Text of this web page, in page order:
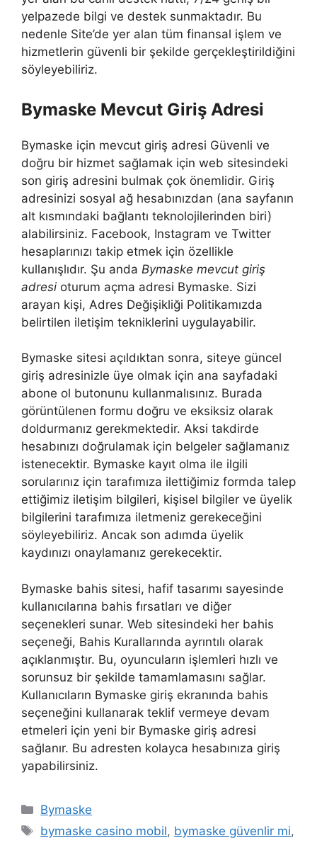
yelpazede bilgi ve destek sunmaktadır. Bu
nedenle Site’de yer alan tüm finansal işlem ve
hizmetlerin güvenli bir şekilde gerçekleştirildiğini
söyleyebiliriz.
Bymaske Mevcut Giriş Adresi
Bymaske için mevcut giriş adresi Güvenli ve
doğru bir hizmet sağlamak için web sitesindeki
son giriş adresini bulmak çok önemlidir. Giriş
adresinizi sosyal ağ hesabınızdan (ana sayfanın
alt kısmındaki bağlantı teknolojilerinden biri)
alabilirsiniz. Facebook, Instagram ve Twitter
hesaplarınızı takip etmek için özellikle
kullanışlıdır. Şu anda Bymaske mevcut giriş
adresi oturum açma adresi Bymaske. Sizi
arayan kişi, Adres Değişikliği Politikamızda
belirtilen iletişim tekniklerini uygulayabilir.
Bymaske sitesi açıldıktan sonra, siteye güncel
giriş adresinizle üye olmak için ana sayfadaki
abone ol butonunu kullanmalısınız. Burada
görüntülenen formu doğru ve eksiksiz olarak
doldurmanız gerekmektedir. Aksi takdirde
hesabınızı doğrulamak için belgeler sağlamanız
istenecektir. Bymaske kayıt olma ile ilgili
sorularınız için tarafımıza ilettiğimiz formda talep
ettiğimiz iletişim bilgileri, kişisel bilgiler ve üyelik
bilgilerini tarafımıza iletmeniz gerekeceğini
söyleyebiliriz. Ancak son adımda üyelik
kaydınızı onaylamanız gerekecektir.
Bymaske bahis sitesi, hafif tasarımı sayesinde
kullanıcılarına bahis fırsatları ve diğer
seçenekleri sunar. Web sitesindeki her bahis
seçeneği, Bahis Kurallarında ayrıntılı olarak
açıklanmıştır. Bu, oyuncuların işlemleri hızlı ve
sorunsuz bir şekilde tamamlamasını sağlar.
Kullanıcıların Bymaske giriş ekranında bahis
seçeneğini kullanarak teklif vermeye devam
etmeleri için yeni bir Bymaske giriş adresi
sağlanır. Bu adresten kolayca hesabınıza giriş
yapabilirsiniz.
Kategoriler
Bymaske
Etiketler
bymaske casino mobil, bymaske güvenlir mi,